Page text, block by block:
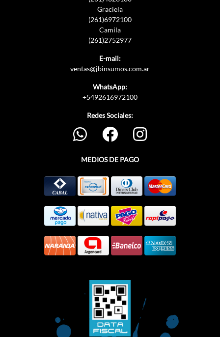
Graciela
(261)6972100
Camila
(261)2752977
E-mail:
ventas@jbinsumos.com.ar
WhatsApp:
+5492616972100
Redes Sociales:
MEDIOS DE PAGO